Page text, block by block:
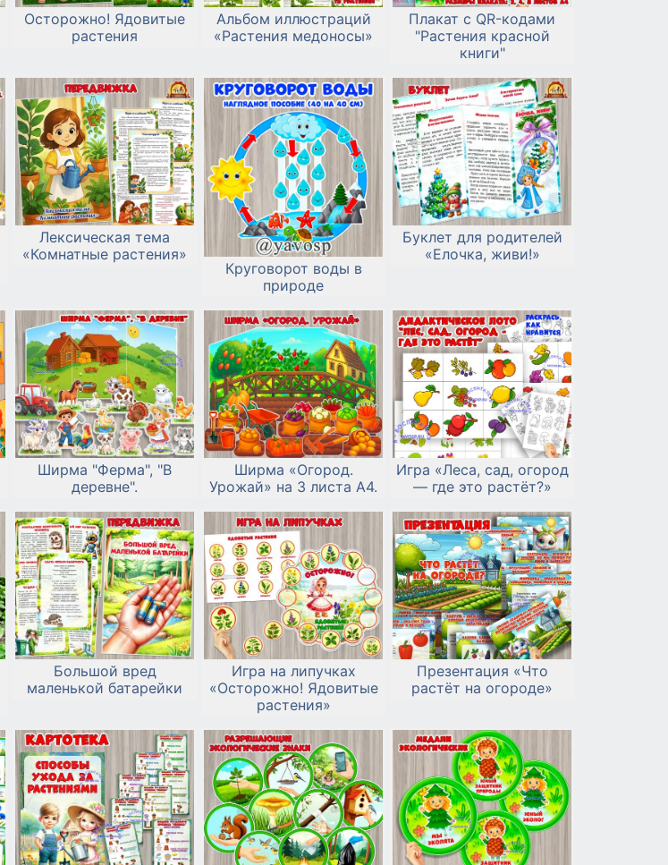
Осторожно! Ядовитые
растения
Альбом иллюстраций
«Растения медоносы»
Плакат с QR-кодами
"Растения красной
книги"
Лексическая тема
«Комнатные растения»
Круговорот воды в
природе
Буклет для родителей
«Елочка, живи!»
Ширма "Ферма", "В
деревне".
Ширма «Огород.
Урожай» на 3 листа А4.
Игра «Леса, сад, огород
— где это растёт?»
Большой вред
маленькой батарейки
Игра на липучках
«Осторожно! Ядовитые
растения»
Презентация «Что
растёт на огороде»